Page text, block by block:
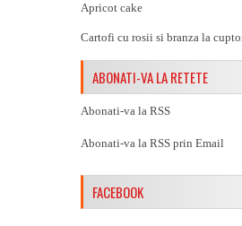
Apricot cake
Cartofi cu rosii si branza la
ABONATI-VA LA RETETE
Abonati-va la RSS
Abonati-va la RSS prin Email
FACEBOOK